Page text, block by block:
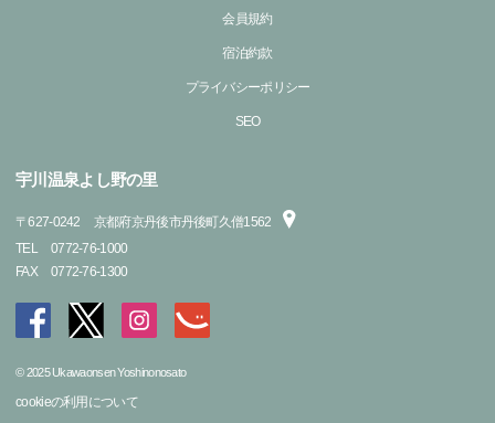
会員規約
宿泊約款
プライバシーポリシー
SEO
宇川温泉よし野の里
〒627-0242
京都府京丹後市丹後町久僧1562
TEL
0772-76-1000
FAX
0772-76-1300
© 2025 Ukawaonsen Yoshinonosato
cookieの利用について